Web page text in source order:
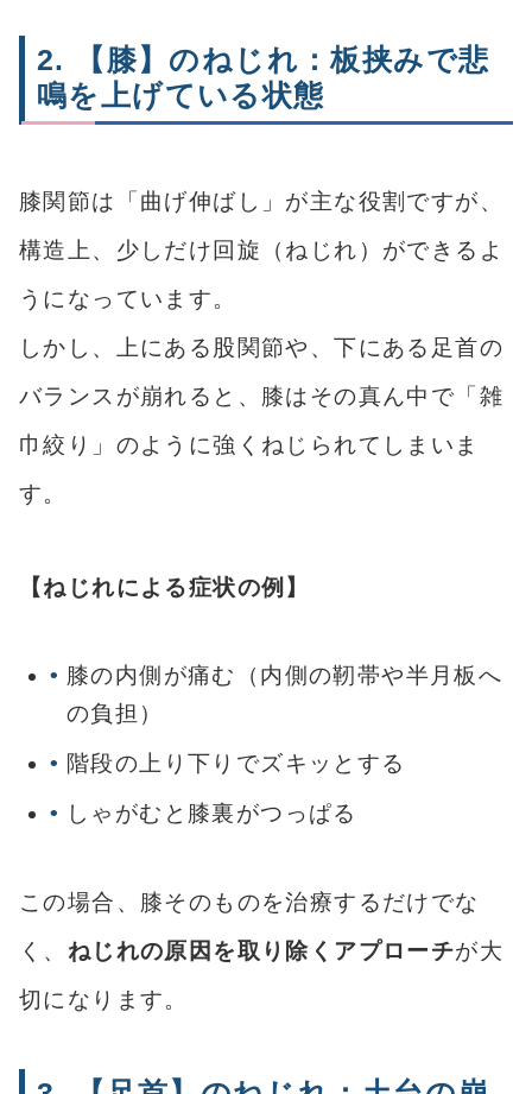
2. 【膝】のねじれ：板挟みで悲
鳴を上げている状態
膝関節は「曲げ伸ばし」が主な役割ですが、
構造上、少しだけ回旋（ねじれ）ができるよ
うになっています。
しかし、上にある股関節や、下にある足首の
バランスが崩れると、膝はその真ん中で「雑
巾絞り」のように強くねじられてしまいま
す。
【ねじれによる症状の例】
膝の内側が痛む（内側の靭帯や半月板へ
の負担）
階段の上り下りでズキッとする
しゃがむと膝裏がつっぱる
この場合、膝そのものを治療するだけでな
く、 ねじれの原因を取り除くアプローチが大
切になります。